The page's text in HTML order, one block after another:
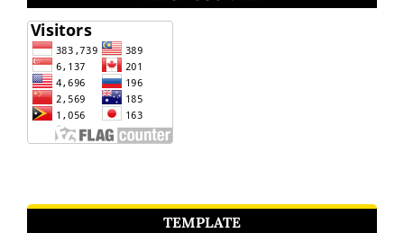
TEMPLATE